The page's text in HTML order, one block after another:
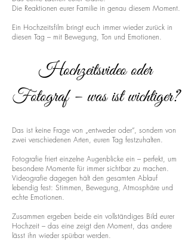
Die Reaktionen eurer Familie in genau diesem Moment.
Ein Hochzeitsfilm bringt euch immer wieder zurück in
diesen Tag – mit Bewegung, Ton und Emotionen.
Hochzeitsvideo oder
Fotograf – was ist wichtiger?
Das ist keine Frage von „entweder oder“, sondern von
zwei verschiedenen Arten, euren Tag festzuhalten.
Fotografie friert einzelne Augenblicke ein – perfekt, um
besondere Momente für immer sichtbar zu machen.
Videografie dagegen hält den gesamten Ablauf
lebendig fest: Stimmen, Bewegung, Atmosphäre und
echte Emotionen.
Zusammen ergeben beide ein vollständiges Bild eurer
Hochzeit – das eine zeigt den Moment, das andere
lässt ihn wieder spürbar werden.